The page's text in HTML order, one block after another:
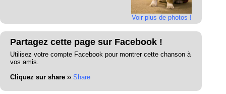
Voir plus de photos !
Partagez cette page sur Facebook !
Utilisez votre compte Facebook pour montrer cette chanson à
vos amis.
Cliquez sur share ›› Share